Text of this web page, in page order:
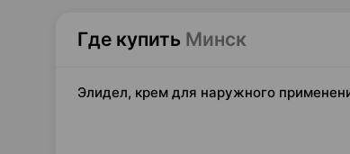
Где купить Минск
Элидел, крем для наружного